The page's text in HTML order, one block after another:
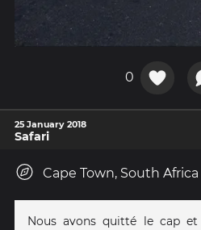
0
25 January 2018
Safari
Cape Town, South Africa
Nous avons quitté le cap